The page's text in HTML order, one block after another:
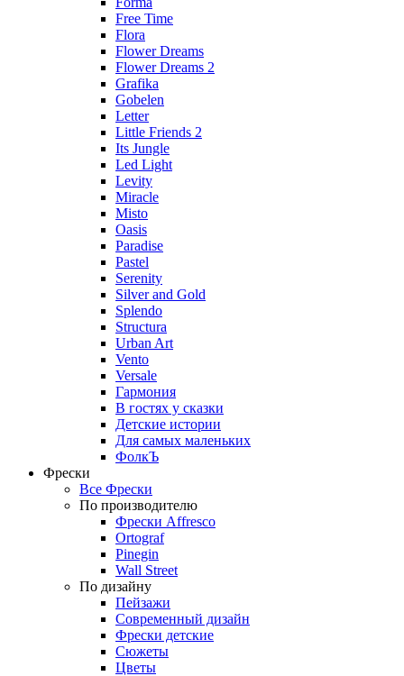
Free Time
Flora
Flower Dreams
Flower Dreams 2
Grafika
Gobelen
Letter
Little Friends 2
Its Jungle
Led Light
Levity
Miracle
Misto
Oasis
Paradise
Pastel
Serenity
Silver and Gold
Splendo
Structura
Urban Art
Vento
Versale
Гармония
В гостях у сказки
Детские истории
Для самых маленьких
ФолкЪ
Фрески
Все Фрески
По производителю
Фрески Affresco
Ortograf
Pinegin
Wall Street
По дизайну
Пейзажи
Современный дизайн
Фрески детские
Сюжеты
Цветы